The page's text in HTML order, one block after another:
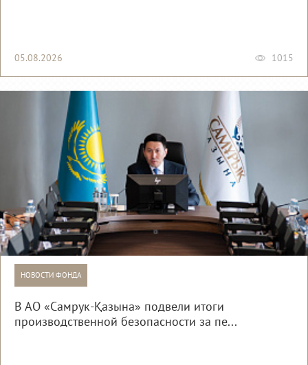
05.08.2026 1015
НОВОСТИ ФОНДА
В АО «Самрук-Қазына» подвели итоги
производственной безопасности за пе...